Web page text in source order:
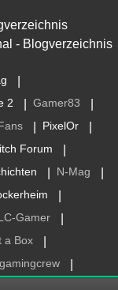
2 Gamer83
PixelOr
Forum
N-Mag
Gamer
a Box